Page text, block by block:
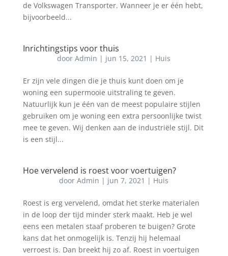
de Volkswagen Transporter. Wanneer je er één hebt,
bijvoorbeeld...
Inrichtingstips voor thuis
doorAdmin | jun 15, 2021 | Huis
Er zijn vele dingen die je thuis kunt doen om je
woning een supermooie uitstraling te geven.
Natuurlijk kun je één van de meest populaire stijlen
gebruiken om je woning een extra persoonlijke twist
mee te geven. Wij denken aan de industriële stijl. Dit
is een stijl...
Hoe vervelend is roest voor voertuigen?
doorAdmin | jun 7, 2021 | Huis
Roest is erg vervelend, omdat het sterke materialen
in de loop der tijd minder sterk maakt. Heb je wel
eens een metalen staaf proberen te buigen? Grote
kans dat het onmogelijk is. Tenzij hij helemaal
verroest is. Dan breekt hij zo af. Roest in voertuigen